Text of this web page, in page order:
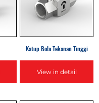
Katup Bola Tekanan Tinggi
View in detail